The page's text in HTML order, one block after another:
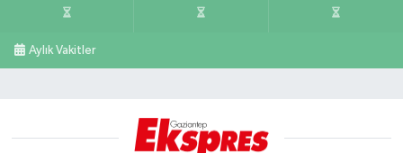
Aylık Vakitler